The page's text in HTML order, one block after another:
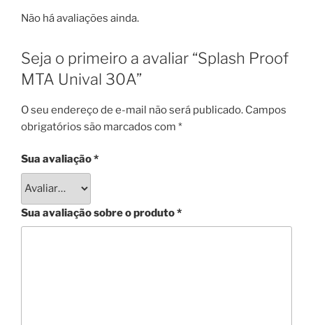
Não há avaliações ainda.
Seja o primeiro a avaliar “Splash Proof
MTA Unival 30A”
O seu endereço de e-mail não será publicado. Campos
obrigatórios são marcados com *
Sua avaliação*
Sua avaliação sobre o produto*